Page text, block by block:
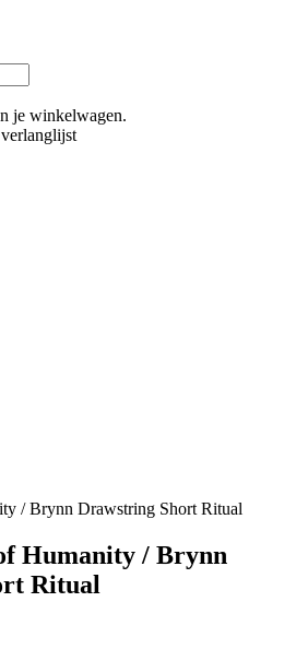
je winkelwagen.
/ Brynn Drawstring Short Ritual
Humanity / Brynn
Ritual